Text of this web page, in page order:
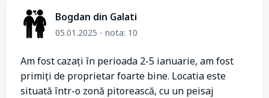
Bogdan din Galati
05.01.2025 - nota: 10
Am fost cazați în perioada 2-5 ianuarie, am fost
primiți de proprietar foarte bine. Locatia este
situată într-o zonă pitorească, cu un peisaj